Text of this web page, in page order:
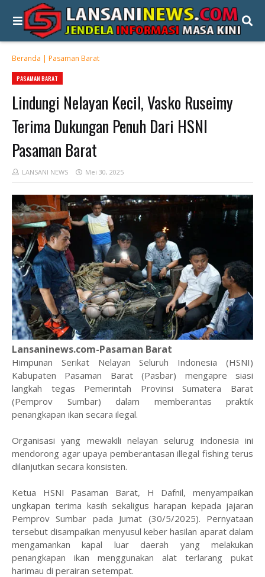
Beranda | Pasaman Barat
PASAMAN BARAT
Lindungi Nelayan Kecil, Vasko Ruseimy
Terima Dukungan Penuh Dari HSNI
Pasaman Barat
LANSANI NEWS Mei 30, 2025
Lansaninews.com-Pasaman Barat
Himpunan Serikat Nelayan Seluruh Indonesia (HSNI)
Kabupaten Pasaman Barat (Pasbar) mengapre siasi
langkah tegas Pemerintah Provinsi Sumatera Barat
(Pemprov Sumbar) dalam memberantas praktik
penangkapan ikan secara ilegal.
Organisasi yang mewakili nelayan selurug indonesia ini
mendorong agar upaya pemberantasan illegal fishing terus
dilanjutkan secara konsisten.
Ketua HSNI Pasaman Barat, H Dafnil, menyampaikan
ungkapan terima kasih sekaligus harapan kepada jajaran
Pemprov Sumbar pada Jumat (30/5/2025). Pernyataan
tersebut disampaikan menyusul keber hasilan aparat dalam
mengamankan kapal luar daerah yang melakukan
penangkapan ikan menggunakan alat terlarang pukat
harimau di perairan setempat.